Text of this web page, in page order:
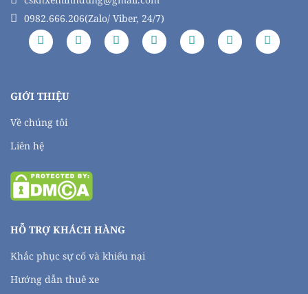
0982.666.206(Zalo/ Viber, 24/7)
GIỚI THIỆU
Về chúng tôi
Liên hệ
HỖ TRỢ KHÁCH HÀNG
Khắc phục sự cố và khiếu nại
Hướng dẫn thuê xe